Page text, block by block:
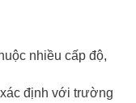
nhiều cấp độ,
định với trường